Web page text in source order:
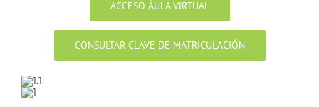
ACCESO ÁULA VIRTUAL
CONSULTAR CLAVE DE MATRICULACIÓN